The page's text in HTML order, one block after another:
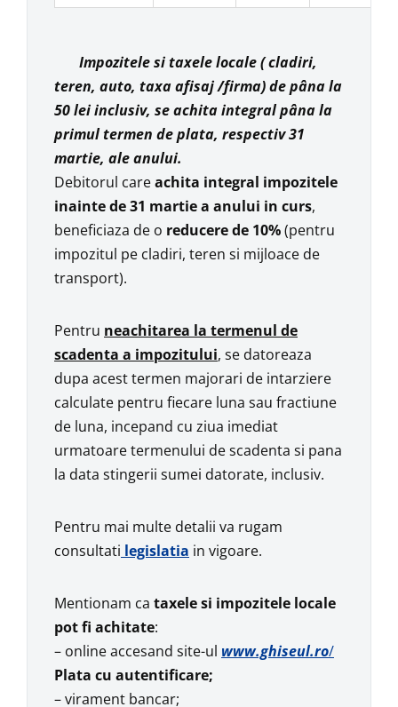
Impozitele si taxele locale ( cladiri,
teren, auto, taxa afisaj /firma) de pâna la
50 lei inclusiv, se achita integral pâna la
primul termen de plata, respectiv 31
martie, ale anului.
Debitorul careachita integral impozitele
inainte de 31 martie a anului in curs,
beneficiaza de o reducere de 10%(pentru
impozitul pe cladiri, teren si mijloace de
transport).
Pentru neachitarea la termenul de
scadenta a impozitului, se datoreaza
dupa acest termen majorari de intarziere
calculate pentru fiecare luna sau fractiune
de luna, incepand cu ziua imediat
urmatoare termenului de scadenta si pana
la data stingerii sumei datorate, inclusiv.
Pentru mai multe detalii va rugam
consultati legislatia in vigoare.
Mentionam ca taxele si impozitele locale
pot fi achitate:
– online accesand site-ul www.ghiseul.ro/
Plata cu autentificare;
– virament bancar;